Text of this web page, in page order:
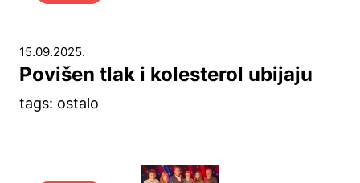
15.09.2025.
Povišen tlak i kolesterol ubijaju
tags: ostalo